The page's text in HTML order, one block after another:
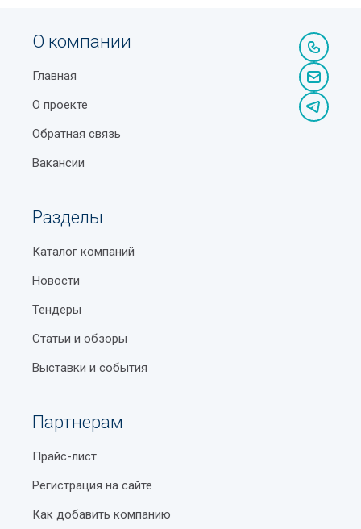
О компании
Главная
О проекте
Обратная связь
Вакансии
Разделы
Каталог компаний
Новости
Тендеры
Статьи и обзоры
Выставки и события
Партнерам
Прайс-лист
Регистрация на сайте
Как добавить компанию